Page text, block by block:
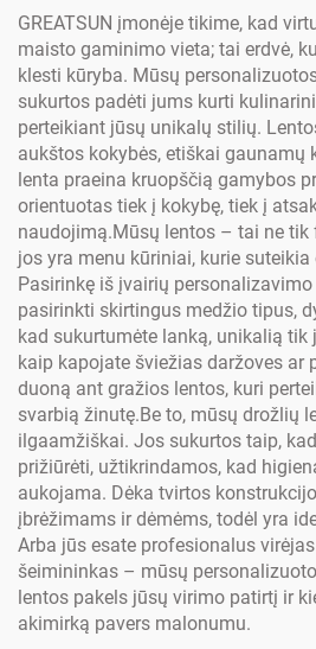
GREATSUN įmonėje tikime, kad
maisto gaminimo vieta; tai erdvė,
klesti kūryba. Mūsų
sukurtos padėti jums kurti
perteikiant jūsų unikalų stilių.
aukštos kokybės, etiškai gaunamų
lenta praeina kruopščią gamybos
orientuotas tiek į kokybę, tiek į
naudojimą.Mūsų lentos – tai ne
jos yra menu kūriniai, kurie
Pasirinkę iš įvairių
pasirinkti skirtingus medžio tipus,
kad sukurtumėte lanką, unikalią tik
kaip kapojate šviežias daržoves ar
duoną ant gražios lentos, kuri
svarbią žinutę.Be to, mūsų drožlių
ilgaamžiškai. Jos sukurtos taip,
prižiūrėti, užtikrindamos, kad
aukojama. Dėka tvirtos
įbrėžimams ir dėmėms, todėl yra
Arba jūs esate profesionalus
šeimininkas – mūsų
lentos pakels jūsų virimo patirtį ir
akimirką pavers malonumu.